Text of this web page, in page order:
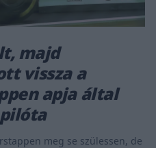
majd
vissza a
apja által
meg se szülessen, de